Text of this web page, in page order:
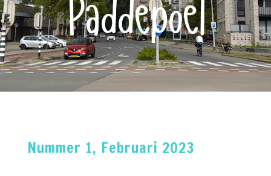
Nummer 1, Februari 2023